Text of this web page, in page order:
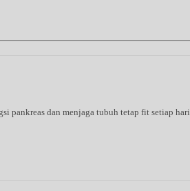
pankreas dan menjaga tubuh tetap fit setiap hari.